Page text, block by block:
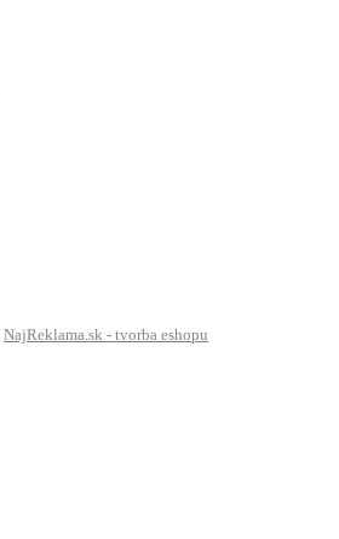
NajReklama.sk - tvorba eshopu